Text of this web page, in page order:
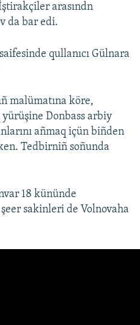
arasındn
da bar edi.
qullanıcı Gülnara
malümatına köre,
yürüşine Donbass arbiy
añmaq içün biñden
Tedbirniñ soñunda
18 kününde
sakinleri de Volnovaha